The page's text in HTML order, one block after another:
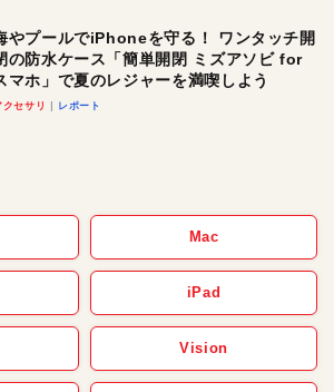
やプールでiPhoneを守る！ ワンタッチ開
の防水ケース「簡単開閉 ミズアソビ for
マホ」で夏のレジャーを満喫しよう
クセサリ レポート
Mac
iPad
Vision